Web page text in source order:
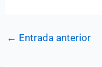
← Entrada anterior